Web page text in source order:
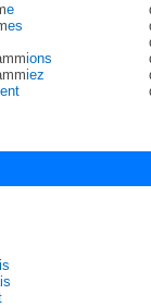
e
es
ions
iez
ent